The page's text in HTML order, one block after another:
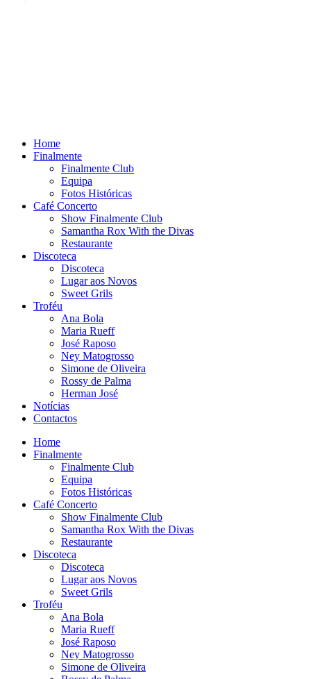
Home
Finalmente
Finalmente Club
Equipa
Fotos Históricas
Café Concerto
Show Finalmente Club
Samantha Rox With the Divas
Restaurante
Discoteca
Discoteca
Lugar aos Novos
Sweet Grils
Troféu
Ana Bola
Maria Rueff
José Raposo
Ney Matogrosso
Simone de Oliveira
Rossy de Palma
Herman José
Notícias
Contactos
Home
Finalmente
Finalmente Club
Equipa
Fotos Históricas
Café Concerto
Show Finalmente Club
Samantha Rox With the Divas
Restaurante
Discoteca
Discoteca
Lugar aos Novos
Sweet Grils
Troféu
Ana Bola
Maria Rueff
José Raposo
Ney Matogrosso
Simone de Oliveira